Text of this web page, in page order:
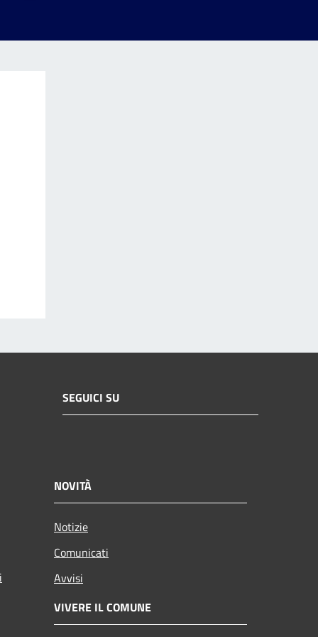
SEGUICI SU
NOVITÀ
Notizie
Comunicati
Avvisi
VIVERE IL COMUNE